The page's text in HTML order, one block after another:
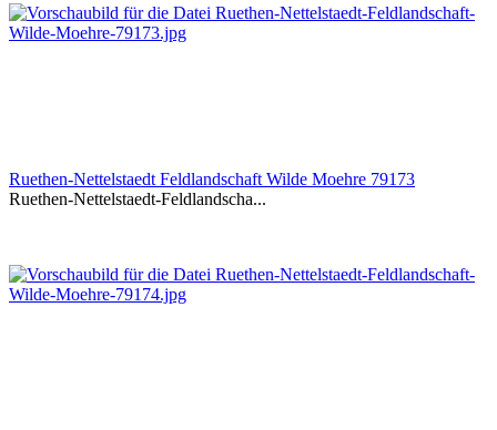
Ruethen-Nettelstaedt Feldlandschaft Wilde Moehre 79173
Ruethen-Nettelstaedt-Feldlandscha...